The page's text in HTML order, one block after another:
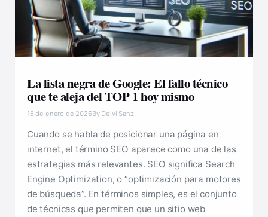
La lista negra de Google: El fallo técnico
que te aleja del TOP 1 hoy mismo
15 de enero de 2026By Deivi Sanz
Cuando se habla de posicionar una página en
internet, el término SEO aparece como una de las
estrategias más relevantes. SEO significa Search
Engine Optimization, o “optimización para motores
de búsqueda”. En términos simples, es el conjunto
de técnicas que permiten que un sitio web